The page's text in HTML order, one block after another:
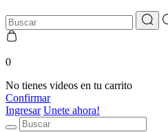
0
No tienes videos en tu carrito
Confirmar
Ingresar Unete ahora!